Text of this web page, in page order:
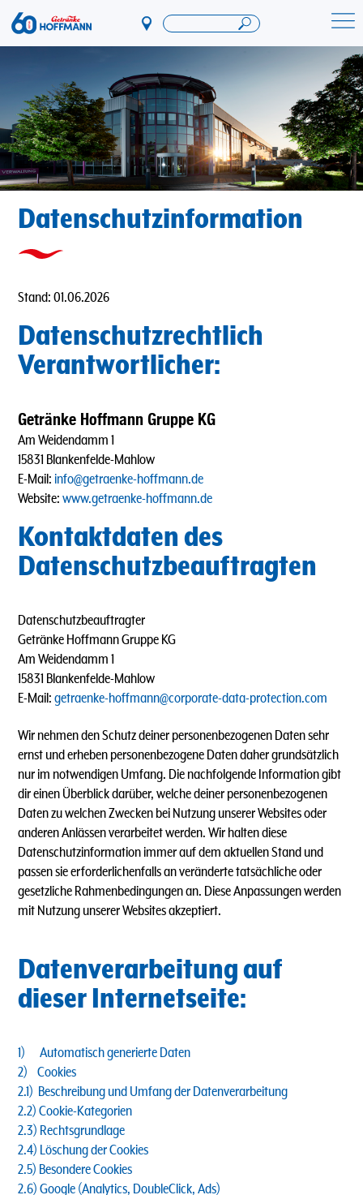
Direkt
zum
Inhalt
Startseite Getränke Hoffmann
Datenschutzinformation
Stand: 01.06.2026
Datenschutzrechtlich
Verantwortlicher:
Getränke Hoffmann Gruppe KG
Am Weidendamm 1
15831 Blankenfelde-Mahlow
E-Mail: info@getraenke-hoffmann.de
Website: www.getraenke-hoffmann.de
Kontaktdaten des
Datenschutzbeauftragten
Datenschutzbeauftragter
Getränke Hoffmann Gruppe KG
Am Weidendamm 1
15831 Blankenfelde-Mahlow
E-Mail: getraenke-hoffmann@corporate-data-protection.com
Wir nehmen den Schutz deiner personenbezogenen Daten sehr
ernst und erheben personenbezogene Daten daher grundsätzlich
nur im notwendigen Umfang. Die nachfolgende Information gibt
dir einen Überblick darüber, welche deiner personenbezogenen
Daten zu welchen Zwecken bei Nutzung unserer Websites oder
anderen Anlässen verarbeitet werden. Wir halten diese
Datenschutzinformation immer auf dem aktuellen Stand und
passen sie erforderlichenfalls an veränderte tatsächliche oder
gesetzliche Rahmenbedingungen an. Diese Anpassungen werden
mit Nutzung unserer Websites akzeptiert.
Datenverarbeitung auf
dieser Internetseite:
1) Automatisch generierte Daten
2) Cookies
2.1) Beschreibung und Umfang der Datenverarbeitung
2.2) Cookie-Kategorien
2.3) Rechtsgrundlage
2.4) Löschung der Cookies
2.5) Besondere Cookies
2.6) Google (Analytics, DoubleClick, Ads)